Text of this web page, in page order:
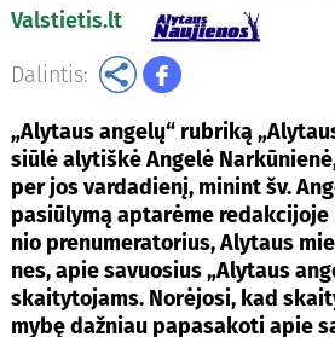
Valstietis.lt
Dalintis:
„Aly­taus an­ge­lų“ rub­ri­ką
siū­lė aly­tiš­kė An­ge­lė
per jos vardadienį, mi­nint šv.
pa­siū­ly­mą ap­ta­rė­me
nio pre­nu­me­ra­to­rius, Aly­taus
nes, apie sa­vuo­sius „Aly­taus
skai­ty­to­jams. No­rė­jo­si, kad
my­bę daž­niau pa­pa­sa­ko­ti apie